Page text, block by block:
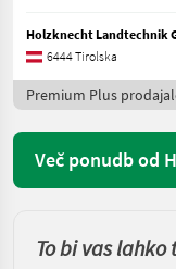
Holzknecht Landtechnik
6444 Tirolska
Premium Plus
Več ponudb od
To bi vas